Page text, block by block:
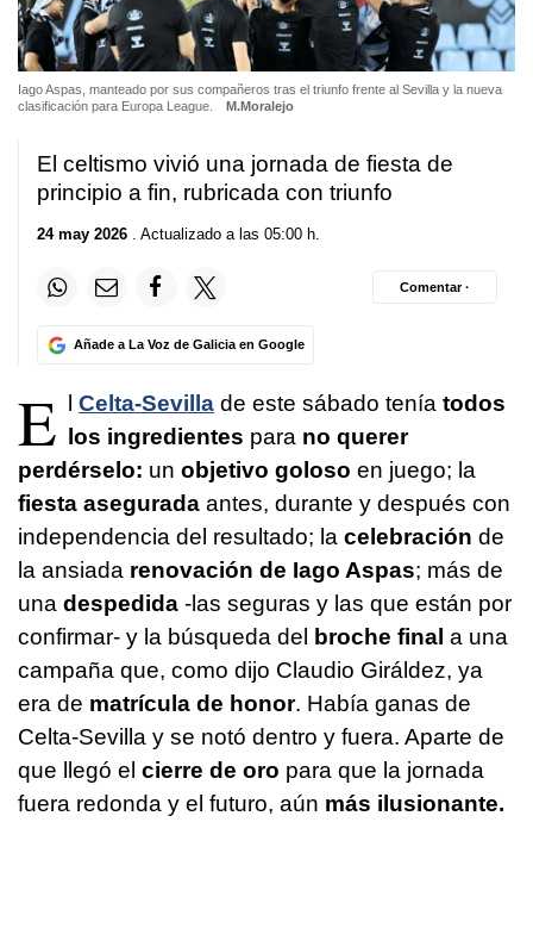
Iago Aspas, manteado por sus compañeros tras el triunfo frente al Sevilla y la nueva
clasificación para Europa League.
M.Moralejo
El celtismo vivió una jornada de fiesta de
principio a fin, rubricada con triunfo
24 may 2026 . Actualizado a las 05:00 h.
Añade a La Voz de Galicia en Google
Comentar ·
E Celta-Sevilla de este sábado tenía todos
los ingredientes para no querer
perdérselo: un objetivo goloso en juego; la
fiesta asegurada antes, durante y después con
independencia del resultado; la celebración de
la ansiada renovación de Iago Aspas; más de
una despedida -las seguras y las que están por
confirmar- y la búsqueda del
broche final a una
campaña que, como dijo Claudio Giráldez, ya
era de matrícula de honor. Había ganas de
Celta-Sevilla y se notó dentro y fuera. Aparte de
que llegó el cierre de oro para que la jornada
fuera redonda y el futuro, aún más ilusionante.